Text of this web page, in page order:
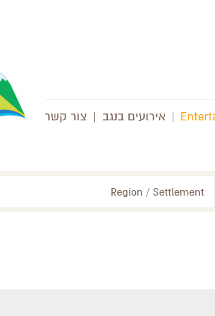
| אירועים בנגב | צור קשר
Region / Settlement